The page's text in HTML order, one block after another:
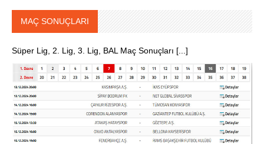
MAÇ SONUÇLARI
Süper Lig, 2. Lig, 3. Lig, BAL Maç Sonuçları [...]